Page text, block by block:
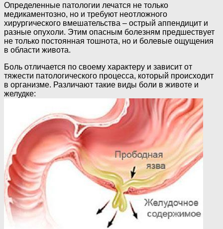
Определенные патологии лечатся не только
медикаментозно, но и требуют неотложного
хирургического вмешательства – острый аппендицит и
разные опухоли. Этим опасным болезням предшествует
не только постоянная тошнота, но и болевые ощущения
в области живота.
Боль отличается по своему характеру и зависит от
тяжести патологического процесса, который происходит
в организме. Различают такие виды боли в животе и
желудке: